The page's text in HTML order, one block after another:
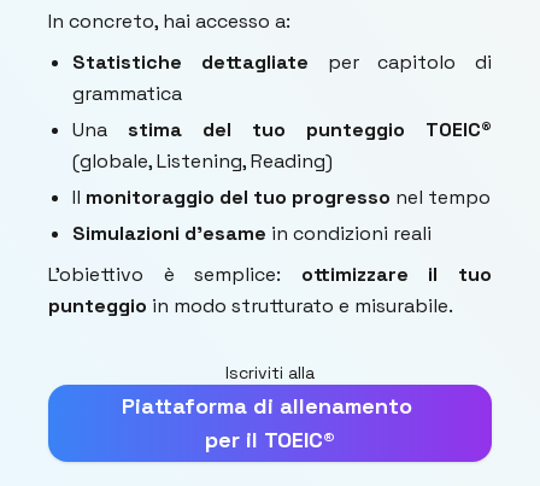
In concreto, hai accesso a:
Statistiche dettagliate per capitolo di
grammatica
Una stima del tuo punteggio TOEIC®
(globale, Listening, Reading)
Il monitoraggio del tuo progresso nel tempo
Simulazioni d'esame in condizioni reali
L'obiettivo è semplice: ottimizzare il tuo
punteggio in modo strutturato e misurabile.
Iscriviti alla
Piattaforma di allenamento
per il TOEIC®